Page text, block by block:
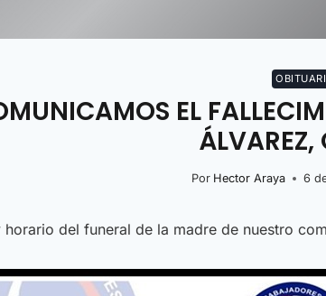
EL
ÁLVAREZ,
Por Hector Araya 6
del funeral de la madre de nuestro